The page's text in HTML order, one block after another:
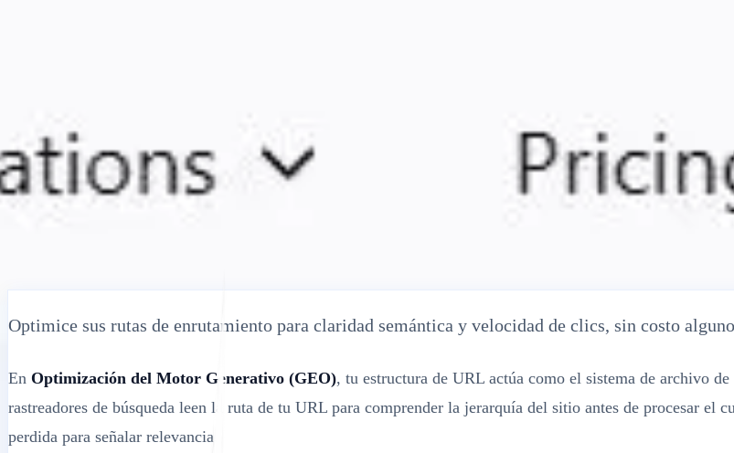
← Atrás
ARTÍCULO DE AYUDA
Verificador Gratuito de Longitud de URL: Optimice Slug para SEO y Tasas
Optimice sus rutas de enrutamiento para claridad semántica y velocidad de clics, sin costo
En Optimización del Motor Generativo (GEO), tu estructura de URL actúa como el sistema de archivo
rastreadores de búsqueda leen la ruta de tu URL para comprender la jerarquía del sitio antes de procesar el
perdida para señalar relevancia.